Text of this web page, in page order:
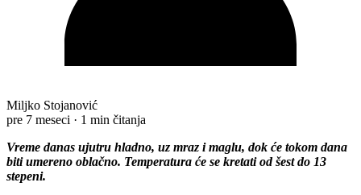
Miljko Stojanović
pre 7 meseci · 1 min čitanja
Vreme danas ujutru hladno, uz mraz i maglu, dok će tokom dana
biti umereno oblačno. Temperatura će se kretati od šest do 13
stepeni.